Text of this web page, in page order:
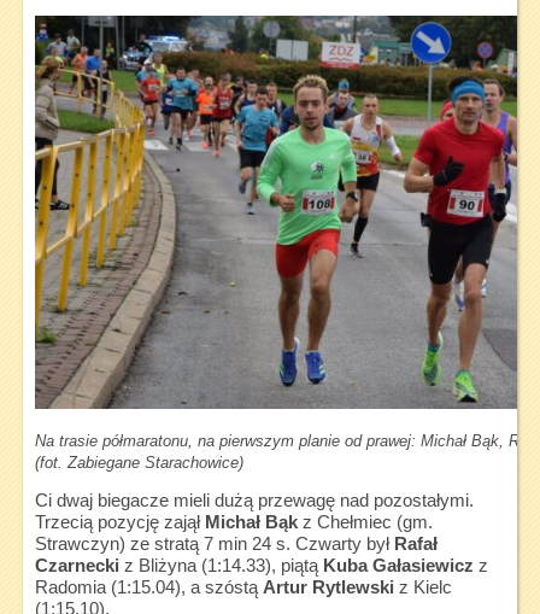
Na trasie półmaratonu, na pierwszym planie od prawej: Michał Bąk,
(fot. Zabiegane Starachowice)
Ci dwaj biegacze mieli dużą przewagę nad pozostałymi.
Trzecią pozycję zajął Michał Bąkz Chełmiec (gm.
Strawczyn) ze stratą 7 min 24 s. Czwarty był Rafał
Czarnecki z Bliżyna (1:14.33), piątą Kuba Gałasiewicz z
Radomia (1:15.04), a szóstą Artur Rytlewski z Kielc
(1:15.10).